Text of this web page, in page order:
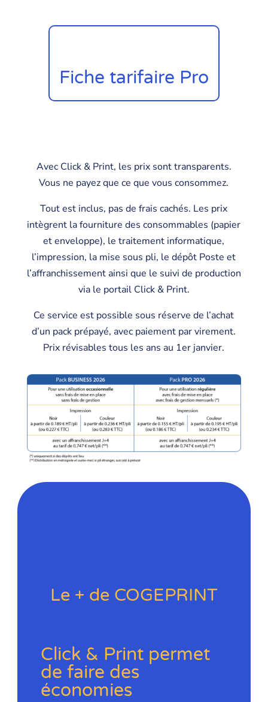
Fiche tarifaire Pro
Avec Click & Print, les prix sont transparents.
Vous ne payez que ce que vous consommez.
Tout est inclus, pas de frais cachés. Les prix
intègrent la fourniture des consommables (papier
et enveloppe), le traitement informatique,
l’impression, la mise sous pli, le dépôt Poste et
l’affranchissement ainsi que le suivi de production
via le portail Click & Print.
Ce service est possible sous réserve de l’achat
d’un pack prépayé, avec paiement par virement.
Prix révisables tous les ans au 1er janvier.
Le + de COGEPRINT
Click & Print permet
de faire des
économies